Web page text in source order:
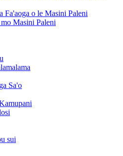
Fa'aoga o le Masini Paleni
Masini Paleni
Sa'o
sui